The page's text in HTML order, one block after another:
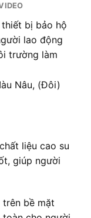
bị bảo hộ
lao động
trường làm
liệu cao su
giúp người
bề mặt